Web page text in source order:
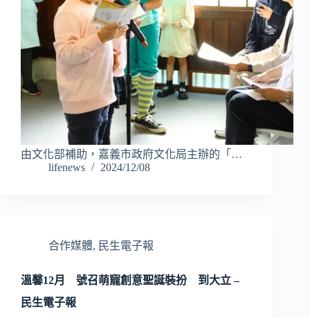
由文化部補助，嘉義市政府文化局主辦的「…
lifenews
2024/12/08
合作媒體, 民生電子報
溫馨12月 號召萌寵創意聖誕裝扮 到大立 –
民生電子報